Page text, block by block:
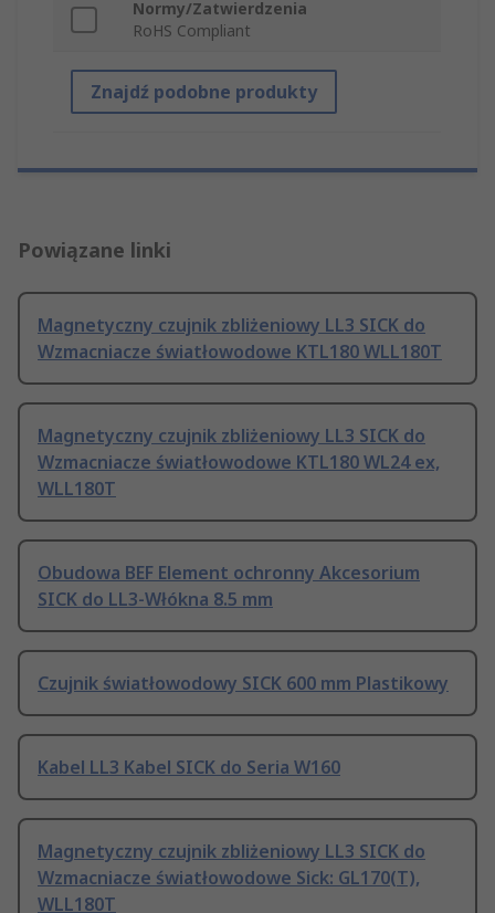
Normy/Zatwierdzenia
RoHS Compliant
Znajdź podobne produkty
Powiązane linki
Magnetyczny czujnik zbliżeniowy LL3 SICK do
Wzmacniacze światłowodowe KTL180 WLL180T
Magnetyczny czujnik zbliżeniowy LL3 SICK do
Wzmacniacze światłowodowe KTL180 WL24 ex,
WLL180T
Obudowa BEF Element ochronny Akcesorium
SICK do LL3-Włókna 8.5 mm
Czujnik światłowodowy SICK 600 mm Plastikowy
Kabel LL3 Kabel SICK do Seria W160
Magnetyczny czujnik zbliżeniowy LL3 SICK do
Wzmacniacze światłowodowe Sick: GL170(T),
WLL180T